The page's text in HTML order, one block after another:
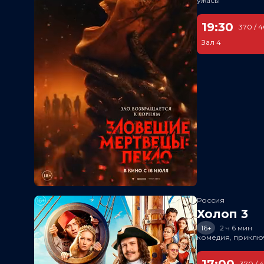
19:30
Зал 4
370 /
Россия
Холоп 3
16+
2 ч 6 мин
комедия,